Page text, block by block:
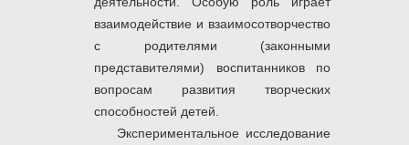
взаимодействие и взаимосотворчество
с родителями (законными
представителями) воспитанников по
вопросам развития творческих
способностей детей.
Экспериментальное исследование